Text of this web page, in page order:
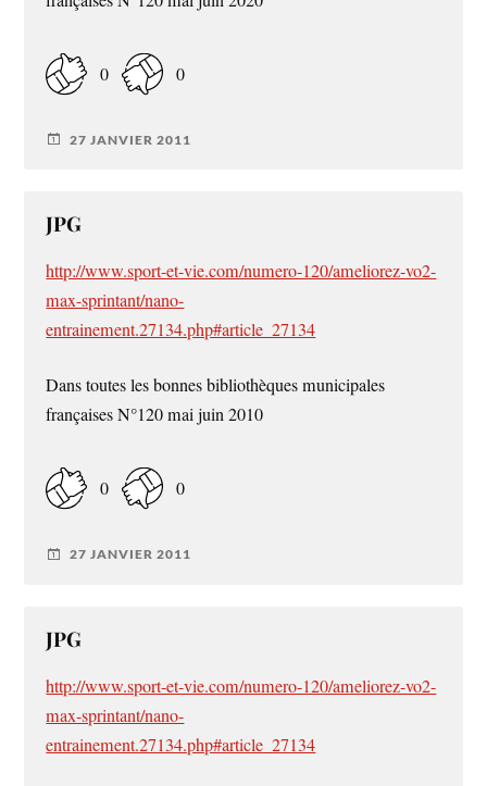
0 0
27 JANVIER 2011
JPG
http://www.sport-et-vie.com/numero-120/ameliorez-vo2-
max-sprintant/nano-
entrainement.27134.php#article_27134
Dans toutes les bonnes bibliothèques municipales
françaises N°120 mai juin 2010
0 0
27 JANVIER 2011
JPG
http://www.sport-et-vie.com/numero-120/ameliorez-vo2-
max-sprintant/nano-
entrainement.27134.php#article_27134